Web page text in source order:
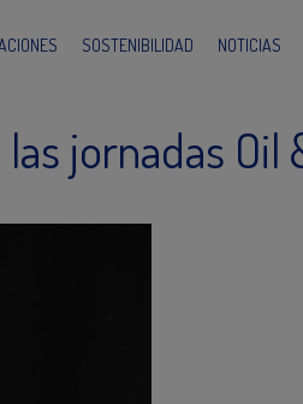
SOSTENIBILIDAD NOTICIAS
jornadas Oil